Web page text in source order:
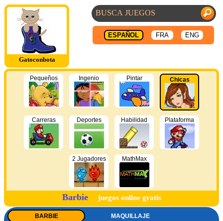
Gatoconbota
ESPAÑOL FRA ENG
Pequeños Ingenio Pintar Chicas
Carreras Deportes Habilidad Plataforma
2 Jugadores MathMax
Barbie juegos online gratis
BARBIE MAQUILLAJE